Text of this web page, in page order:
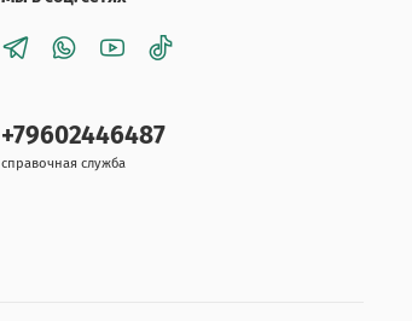
+79602446487
справочная служба